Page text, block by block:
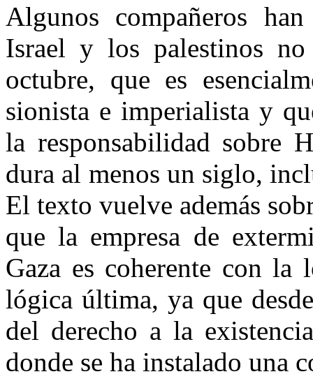
Algunos compañeros
Israel y los palestinos
octubre, que es
sionista e imperialista y
la responsabilidad sobre
dura al menos un siglo,
El texto vuelve además
que la empresa de
Gaza es coherente con
lógica última, ya que
del derecho a la
donde se ha instalado una